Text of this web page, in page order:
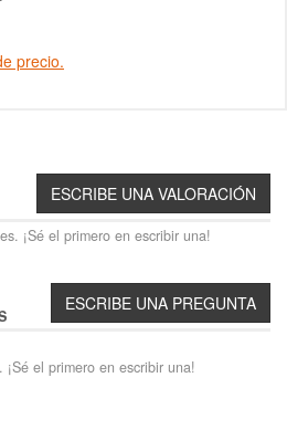
precio.
¡Sé el primero en escribir una!
el primero en escribir una!